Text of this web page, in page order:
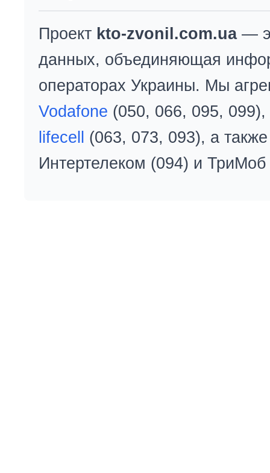
Проект kto-zvonil.com.ua—
данных, объединяющая
операторах Украины. Мы
Vodafone (050, 066, 095, 099),
lifecell
(063, 073, 093), а
Интертелеком (094) и ТриМоб